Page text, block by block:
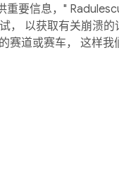
重要信息，"
， 以获取有关崩溃的
赛道或赛车， 这样我